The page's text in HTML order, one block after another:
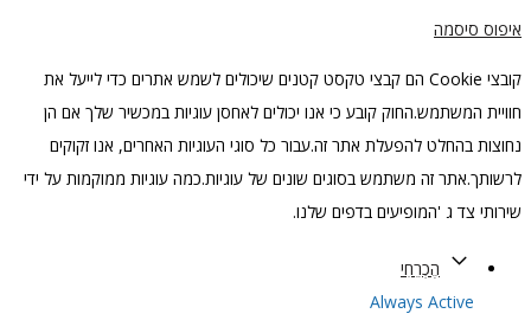
איפוס סיסמה
קובצי Cookie הם קבצי טקסט קטנים שיכולים לשמש אתרים כדי לייעל את
חוויית המשתמש.החוק קובע כי אנו יכולים לאחסן עוגיות במכשיר שלך אם הן
נחוצות בהחלט להפעלת אתר זה.עבור כל סוגי העוגיות האחרים, אנו זקוקים
לרשותך.אתר זה משתמש בסוגים שונים של עוגיות.כמה עוגיות ממוקמות על ידי
שירותי צד ג 'המופיעים בדפים שלנו.
הֶכְרֵחִי
Always Active